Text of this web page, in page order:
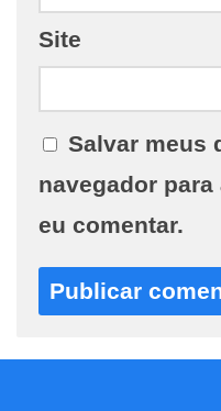
Site
Salvar meus
navegador
eu comentar.